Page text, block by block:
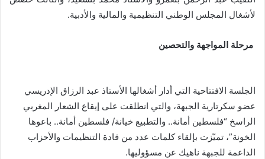
لأشغال المجلس الوطني التنظيمية والمالية والأدبية.
مرحلة المواجهة والتحصين
الجلسة الافتتاحية التي أدار أشغالها الأستاذ عبد الرزاق الإدريسي
عضو سكرتارية الجبهة، والتي انطلقت على إيقاع الشعار المغربي
الراسخ “فلسطين أمانة.. والتطبيع خيانة/ فلسطين أمانة.. باعوها
الخونة”، تميّزت بإلقاء كلمات عدد من قادة التنظيمات والأحزاب
الداعمة للجبهة ناهيك عن مسؤوليها.